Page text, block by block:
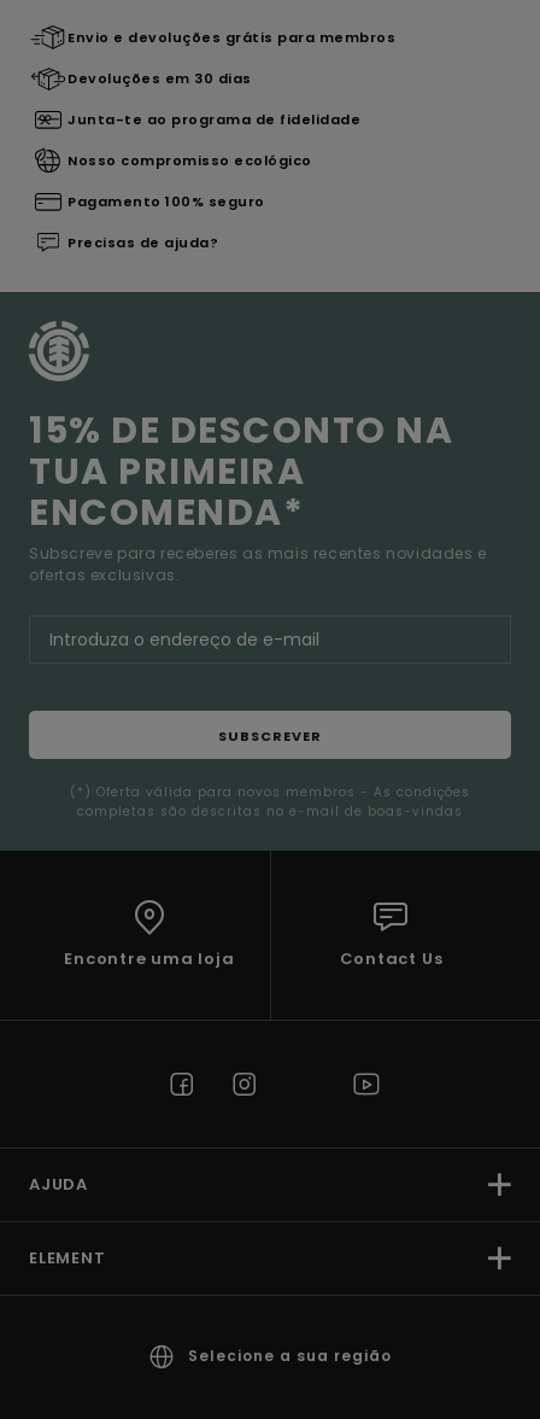
Envio e devoluções grátis para membros
Devoluções em 30 dias
Junta-te ao programa de fidelidade
Nosso compromisso ecológico
Pagamento 100% seguro
Precisas de ajuda?
15% DE DESCONTO NA
TUA PRIMEIRA
ENCOMENDA*
Subscreve para receberes as mais recentes novidades e
ofertas exclusivas.
SUBSCREVER
(*) Oferta válida para novos membros - As condições
completas são descritas no e-mail de boas-vindas
Encontre uma loja Contact Us
AJUDA
ELEMENT
Selecione a sua região